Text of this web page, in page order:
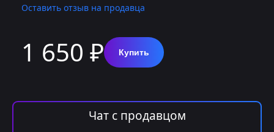
Оставить отзыв на продавца
1 650 ₽ Купить
Чат с продавцом